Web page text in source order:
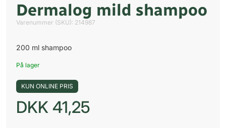
Dermalog mild shampoo
Varenummer (SKU): 214987
200 ml shampoo
På lager
KUN ONLINE PRIS
DKK 41,25